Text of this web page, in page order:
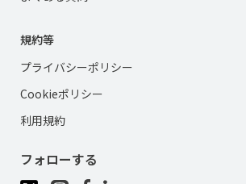
規約等
プライバシーポリシー
Cookieポリシー
利用規約
フォローする